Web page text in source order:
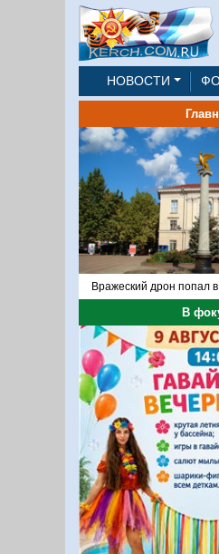
НОВОСТИ
Вражеский дрон попал
В